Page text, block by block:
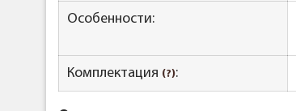
Особенности:
Комплектация (?):